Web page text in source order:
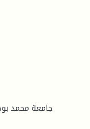
جامعة محمد